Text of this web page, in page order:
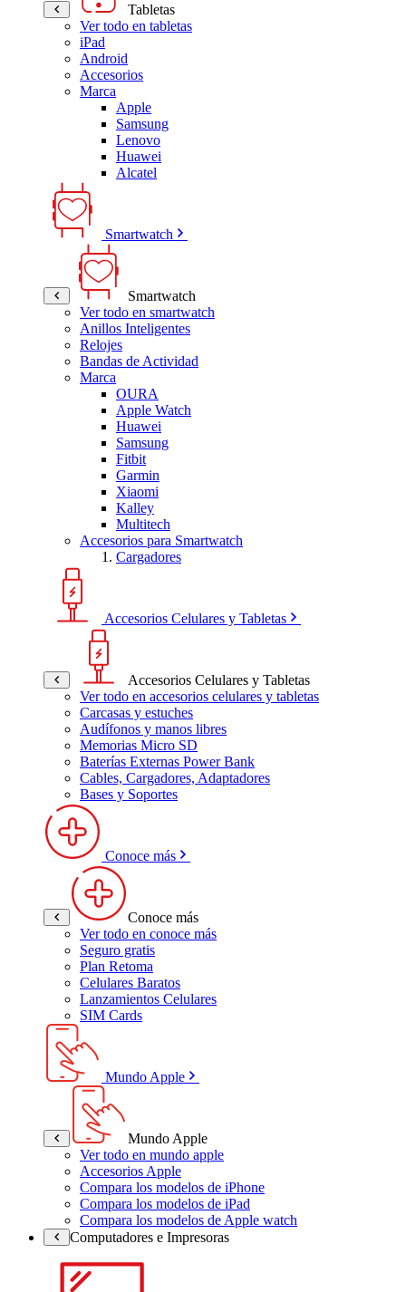
Tabletas
Ver todo en tabletas
iPad
Android
Accesorios
Marca
Apple
Samsung
Lenovo
Huawei
Alcatel
Smartwatch
Smartwatch
Ver todo en smartwatch
Anillos Inteligentes
Relojes
Bandas de Actividad
Marca
OURA
Apple Watch
Huawei
Samsung
Fitbit
Garmin
Xiaomi
Kalley
Multitech
Accesorios para Smartwatch
Cargadores
Accesorios Celulares y Tabletas
Accesorios Celulares y Tabletas
Ver todo en accesorios celulares y tabletas
Carcasas y estuches
Audífonos y manos libres
Memorias Micro SD
Baterías Externas Power Bank
Cables, Cargadores, Adaptadores
Bases y Soportes
Conoce más
Conoce más
Ver todo en conoce más
Seguro gratis
Plan Retoma
Celulares Baratos
Lanzamientos Celulares
SIM Cards
Mundo Apple
Mundo Apple
Ver todo en mundo apple
Accesorios Apple
Compara los modelos de iPhone
Compara los modelos de iPad
Compara los modelos de Apple watch
Computadores e Impresoras